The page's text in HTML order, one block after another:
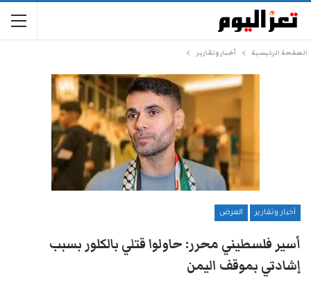
الصفحة الرئيسية أخبار وتقارير
أخبار وتقارير العرض
أسير فلسطيني محرر: حاولوا قتلي بالكلور بسبب
إشادتي بموقف اليمن